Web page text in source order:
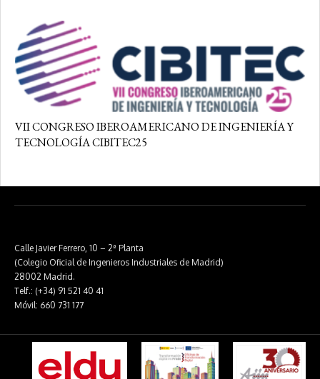
VII CONGRESO IBEROAMERICANO DE INGENIERÍA Y
TECNOLOGÍA CIBITEC25
Calle Javier Ferrero, 10 – 2ª Planta
(Colegio Oficial de Ingenieros Industriales de Madrid)
28002 Madrid.
Telf.: (+34) 91 521 40 41
Móvil: 660 731 177